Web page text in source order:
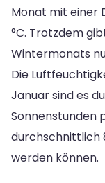
Monat mit einer
°C. Trotzdem
Wintermonats
Die
Januar sind es
Sonnenstunden
durchschnittlich
werden können.